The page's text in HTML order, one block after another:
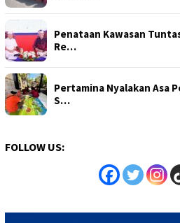
Penataan Kawasan
Re…
Pertamina Nyalakan Asa
S…
FOLLOW US: